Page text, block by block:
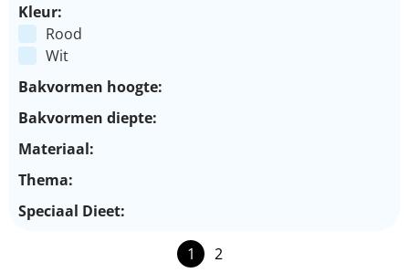
Kleur:
Rood
Wit
Bakvormen hoogte:
Bakvormen diepte:
Materiaal:
Thema:
Speciaal Dieet:
1 2